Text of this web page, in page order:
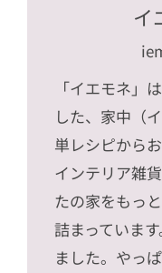
イ
「イエモネ」
した、家中（
単レシピから
インテリア雑
たの家をもっ
詰まっていま
ました。やっ